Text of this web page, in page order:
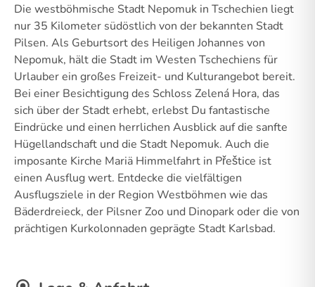
Die westböhmische Stadt Nepomuk in Tschechien liegt
nur 35 Kilometer südöstlich von der bekannten Stadt
Pilsen. Als Geburtsort des Heiligen Johannes von
Nepomuk, hält die Stadt im Westen Tschechiens für
Urlauber ein großes Freizeit- und Kulturangebot bereit.
Bei einer Besichtigung des Schloss Zelená Hora, das
sich über der Stadt erhebt, erlebst Du fantastische
Eindrücke und einen herrlichen Ausblick auf die sanfte
Hügellandschaft und die Stadt Nepomuk. Auch die
imposante Kirche Mariä Himmelfahrt in Přeštice ist
einen Ausflug wert. Entdecke die vielfältigen
Ausflugsziele in der Region Westböhmen wie das
Bäderdreieck, der Pilsner Zoo und Dinopark oder die von
prächtigen Kurkolonnaden geprägte Stadt Karlsbad.